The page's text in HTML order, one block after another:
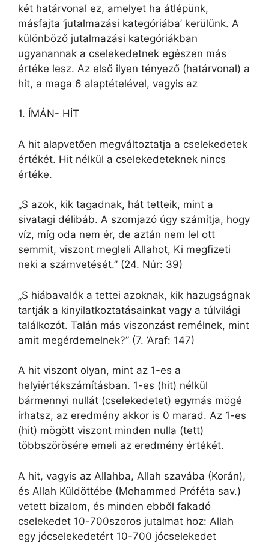
két határvonal ez, amelyet ha átlépünk,
másfajta ’jutalmazási kategóriába’ kerülünk. A
különböző jutalmazási kategóriákban
ugyanannak a cselekedetnek egészen más
értéke lesz. Az első ilyen tényező (határvonal) a
hit, a maga 6 alaptételével, vagyis az
1. ÍMÁN- HİT
A hit alapvetően megváltoztatja a cselekedetek
értékét. Hit nélkül a cselekedeteknek nincs
értéke.
„S azok, kik tagadnak, hát tetteik, mint a
sivatagi délibáb. A szomjazó úgy számítja, hogy
víz, míg oda nem ér, de aztán nem lel ott
semmit, viszont megleli Allahot, Ki megfizeti
neki a számvetését.” (24. Núr: 39)
„S hiábavalók a tettei azoknak, kik hazugságnak
tartják a kinyilatkoztatásainkat vagy a túlvilági
találkozót. Talán más viszonzást remélnek, mint
amit megérdemelnek?” (7. ’Araf: 147)
A hit viszont olyan, mint az 1-es a
helyiértékszámításban. 1-es (hit) nélkül
bármennyi nullát (cselekedetet) egymás mögé
írhatsz, az eredmény akkor is 0 marad. Az 1-es
(hit) mögött viszont minden nulla (tett)
többszörösére emeli az eredmény értékét.
A hit, vagyis az Allahba, Allah szavába (Korán),
és Allah Küldöttébe (Mohammed Próféta sav.)
vetett bizalom, és minden ebből fakadó
cselekedet 10-700szoros jutalmat hoz: Allah
egy jócselekedetért 10-700 jócselekedet